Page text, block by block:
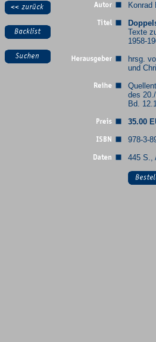
Konrad
Texte
1958-
hrsg.
und
des
Bd.
35.00
978-3-
445 S.,